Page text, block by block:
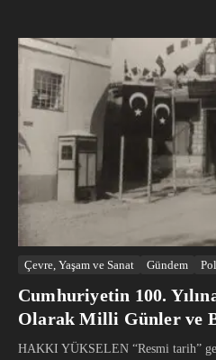
Çevre, Yaşam ve Sanat Gündem
Cumhuriyetin 100.
Olarak Milli Günler ve
HAKKI YÜKSELEN “Resmi tarih”